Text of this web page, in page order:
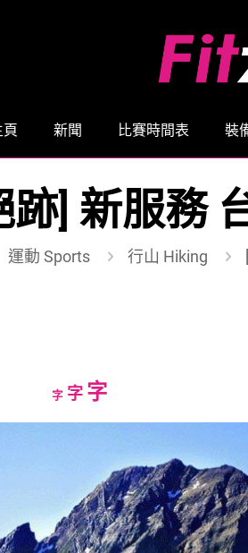
頁 新聞 比賽時間表 裝
跡] 新服務
運動 Sports 行山 Hiking
字Decrease
字Reset
字Increase
font